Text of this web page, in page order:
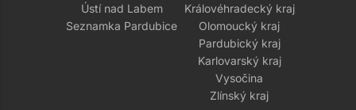
Ústí nad Labem
Seznamka Pardubice
Královéhradecký kraj
Olomoucký kraj
Pardubický kraj
Karlovarský kraj
Vysočina
Zlínský kraj